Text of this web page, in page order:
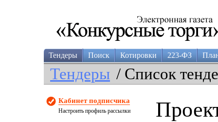
Тендеры Поиск Котировки 223-ФЗ
Тендеры / Список
Кабинет подписчика
Настроить профиль рассылки